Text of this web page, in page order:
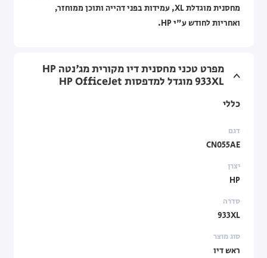
מחסנית מוגדלת XL, עמידות בפני דהייה ותוכן ממוחזר,
ואחריות לחודש ע"י HP.
מפרט טכני מחסנית דיו מקורית מג'נטה HP
933XL מוגדל למדפסות HP OfficeJet
כללי
דגם
CN055AE
יצרן
HP
סדרה
933XL
סוג מוצר
ראש דיו